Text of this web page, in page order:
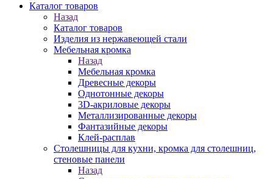
Каталог товаров
Назад
Каталог товаров
Изделия из нержавеющей стали
Мебельная кромка
Назад
Мебельная кромка
Древесные декоры
Однотонные декоры
3D-акриловые декоры
Металлизированные декоры
Фантазийные декоры
Клей-расплав
Столешницы для кухни, кромка для столешниц,
стеновые панели
Назад